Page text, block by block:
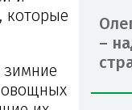
которые
–